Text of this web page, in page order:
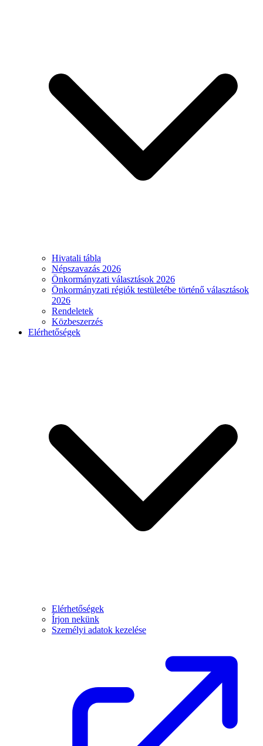
Hivatali tábla
Népszavazás 2026
Önkormányzati választások 2026
Önkormányzati régiók testületébe történő választások
2026
Rendeletek
Közbeszerzés
Elérhetőségek
Elérhetőségek
Írjon nekünk
Személyi adatok kezelése